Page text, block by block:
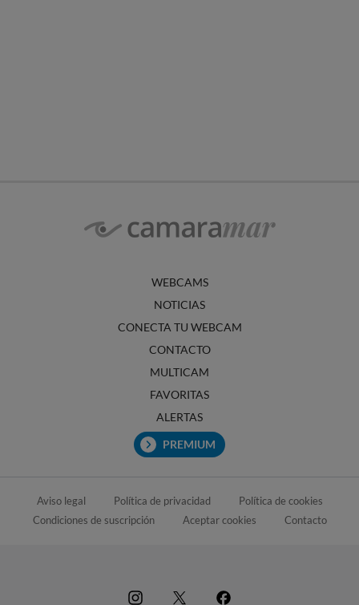
WEBCAMS
NOTICIAS
CONECTA TU WEBCAM
CONTACTO
MULTICAM
FAVORITAS
ALERTAS
PREMIUM
Aviso legal Política de privacidad
Política de cookies
Condiciones de suscripción
Aceptar cookies Contacto